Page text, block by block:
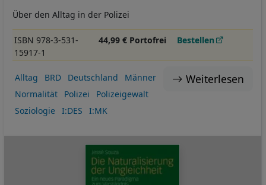
Über den Alltag in der Polizei
ISBN 978-3-531-
15917-1
44,99 € Portofrei Bestellen
Weiterlesen
Alltag BRD Deutschland
Männer
Normalität
Polizei
Polizeigewalt
Soziologie
I:DES I:MK